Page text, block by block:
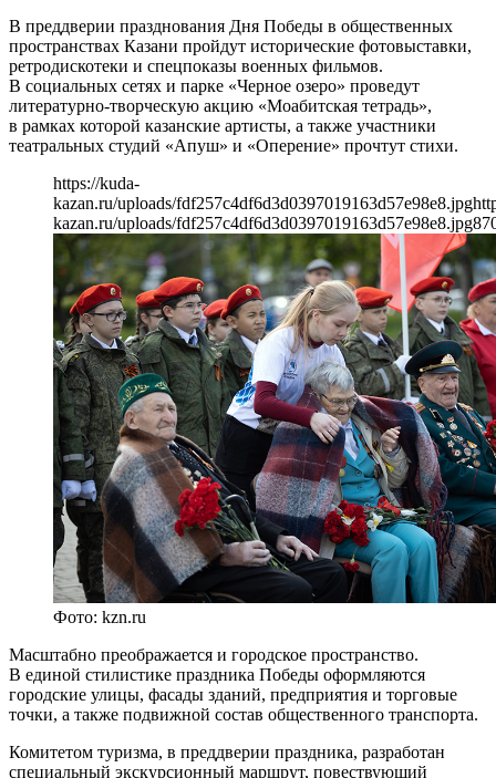
В преддверии празднования Дня Победы в общественных
пространствах Казани пройдут исторические фотовыставки,
ретродискотеки и спецпоказы военных фильмов.
В социальных сетях и парке «Черное озеро» проведут
литературно-творческую акцию «Моабитская тетрадь»,
в рамках которой казанские артисты, а также участники
театральных студий «Апуш» и «Оперение» прочтут стихи.
https://kuda-
kazan.ru/uploads/fdf257c4df6d3d0397019163d57e98e8.jpg
kazan.ru/uploads/fdf257c4df6d3d0397019163d57e98e8.jpg
Фото: kzn.ru
Масштабно преображается и городское пространство.
В единой стилистике праздника Победы оформляются
городские улицы, фасады зданий, предприятия и торговые
точки, а также подвижной состав общественного транспорта.
Комитетом туризма, в преддверии праздника, разработан
специальный экскурсионный маршрут, повествующий